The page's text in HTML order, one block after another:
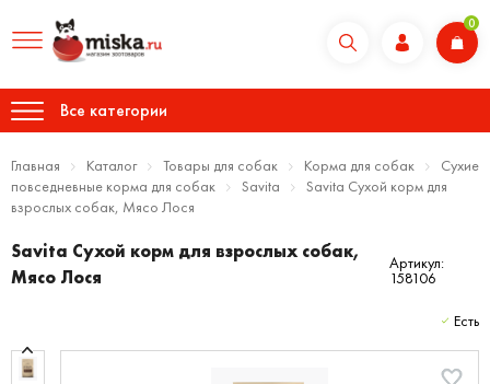
0
Все категории
Главная Каталог Товары для собак Корма для собак
Сухие
повседневные корма для собак
Savita
Savita Сухой корм для
взрослых собак, Мясо Лося
Savita Сухой корм для взрослых собак,
Мясо Лося
Артикул:
158106
Есть